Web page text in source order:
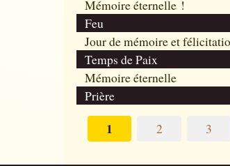
Mémoire éternelle !
Feu
Jour de mémoire et
Temps de Paix
Mémoire éternelle
Prière
1 2 3